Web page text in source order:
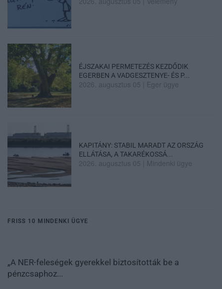
ÉJSZAKAI PERMETEZÉS KEZDŐDIK
EGERBEN A VADGESZTENYE- ÉS P...
2026. augusztus 05 Eger ügye
KAPITÁNY: STABIL MARADT AZ ORSZÁG
ELLÁTÁSA, A TAKARÉKOSSÁ...
2026. augusztus 05 Mindenki ügye
FRISS 10 MINDENKI ÜGYE
„A NER-feleségek gyerekkel biztosították be a
pénzcsaphoz...